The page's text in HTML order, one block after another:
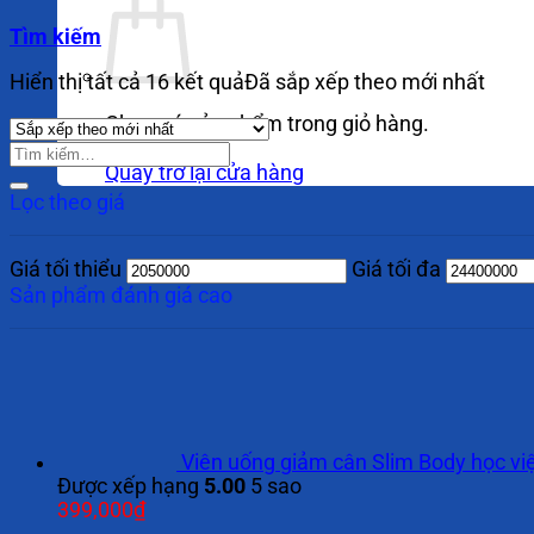
Chưa có sản phẩm trong giỏ hàng.
Quay trở lại cửa hàng
Tìm kiếm
Hiển thị tất cả 16 kết quảĐã sắp xếp theo mới nhất
Lọc theo giá
Giá tối thiểu Giá tối đa
Sản phẩm đánh giá cao
Viên uống giảm cân Slim Body học
Được xếp hạng 5.00 5 sao
399,000₫